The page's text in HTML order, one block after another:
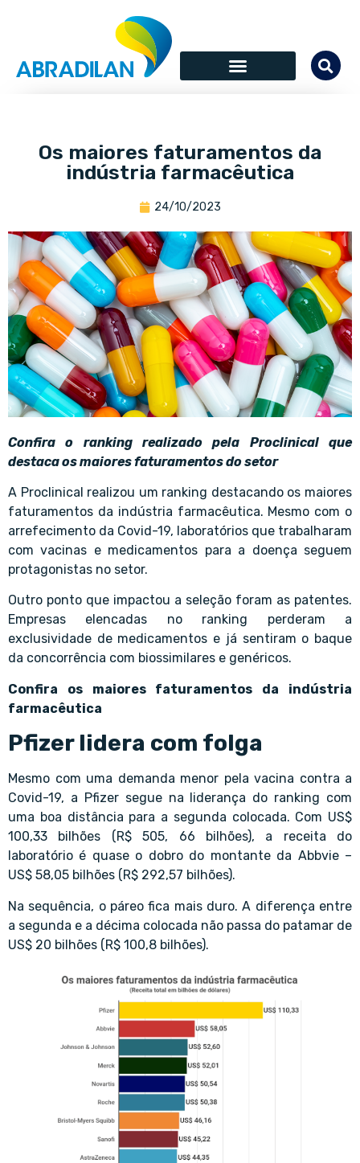
Os maiores faturamentos da
indústria farmacêutica
24/10/2023
Confira o ranking realizado pela Proclinical que
destaca os maiores faturamentos do setor
A Proclinical realizou um ranking destacando os maiores
faturamentos da indústria farmacêutica. Mesmo com o
arrefecimento da Covid-19, laboratórios que trabalharam
com vacinas e medicamentos para a doença seguem
protagonistas no setor.
Outro ponto que impactou a seleção foram as patentes.
Empresas elencadas no ranking perderam a
exclusividade de medicamentos e já sentiram o baque
da concorrência com biossimilares e genéricos.
Confira os maiores faturamentos da indústria
farmacêutica
Pfizer lidera com folga
Mesmo com uma demanda menor pela vacina contra a
Covid-19, a Pfizer segue na liderança do ranking com
uma boa distância para a segunda colocada. Com US$
100,33 bilhões (R$ 505, 66 bilhões), a receita do
laboratório é quase o dobro do montante da Abbvie –
US$ 58,05 bilhões (R$ 292,57 bilhões).
Na sequência, o páreo fica mais duro. A diferença entre
a segunda e a décima colocada não passa do patamar de
US$ 20 bilhões (R$ 100,8 bilhões).